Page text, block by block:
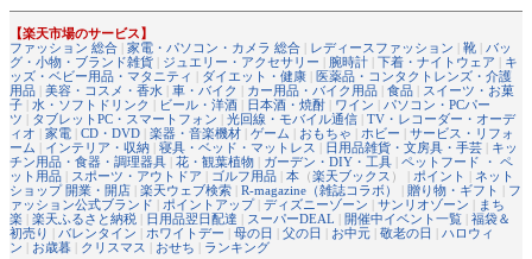
【楽天市場のサービス】
ファッション 総合 | 家電・パソコン・カメラ 総合 | レディースファッション | 靴 | バッ
グ・小物・ブランド雑貨 | ジュエリー・アクセサリー | 腕時計 | 下着・ナイトウェア | キ
ッズ・ベビー用品・マタニティ | ダイエット・健康 | 医薬品・コンタクトレンズ・介護
用品 | 美容・コスメ・香水 | 車・バイク | カー用品・バイク用品 | 食品 | スイーツ・お菓
子 | 水・ソフトドリンク | ビール・洋酒 | 日本酒・焼酎 | ワイン | パソコン・PCパー
ツ | タブレットPC・スマートフォン | 光回線・モバイル通信 | TV・レコーダー・オーデ
ィオ | 家電 | CD・DVD | 楽器・音楽機材 | ゲーム | おもちゃ | ホビー | サービス・リフォ
ーム | インテリア・収納 | 寝具・ベッド・マットレス | 日用品雑貨・文房具・手芸 | キッ
チン用品・食器・調理器具 | 花・観葉植物 | ガーデン・DIY・工具 | ペットフード ・ ペ
ット用品 | スポーツ・アウトドア | ゴルフ用品 | 本 （楽天ブックス ） | ポイント | ネット
ショップ 開業・開店 | 楽天ウェブ検索 | R-magazine（雑誌コラボ） | 贈り物・ギフト | フ
ァッション公式ブランド | ポイントアップ| ディズニーゾーン | サンリオゾーン | まち
楽 | 楽天ふるさと納税 | 日用品翌日配達 | スーパーDEAL | 開催中イベント一覧 | 福袋＆
初売り | バレンタイン | ホワイトデー | 母の日 | 父の日 | お中元 | 敬老の日 | ハロウィ
ン | お歳暮 | クリスマス | おせち | ランキング